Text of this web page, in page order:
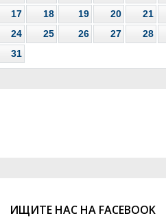
17
18 19 20 21
24
25 26 27 28
31
ИЩИТЕ НАС НА FACEBOOK